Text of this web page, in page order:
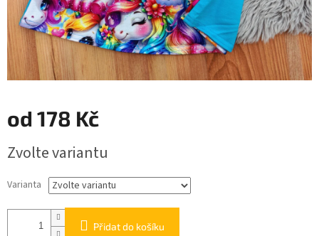
od 178 Kč
cena:
Zvolte variantu
Varianta
Přidat do košíku